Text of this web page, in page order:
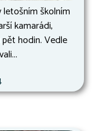
letošním školním
kamarádi,
hodin. Vedle